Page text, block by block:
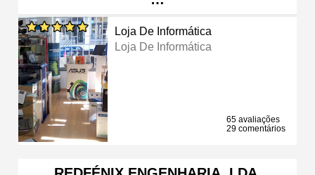
Loja De Informática
Loja De Informática
65 avaliações
29 comentários